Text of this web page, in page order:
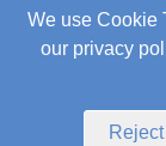
We use Cookie
our privacy
Copyright ©